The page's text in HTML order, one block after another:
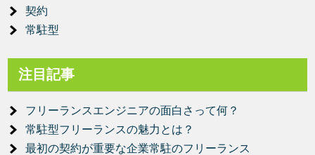
契約
常駐型
注目記事
フリーランスエンジニアの面白さって何？
常駐型フリーランスの魅力とは？
最初の契約が重要な企業常駐のフリーランス